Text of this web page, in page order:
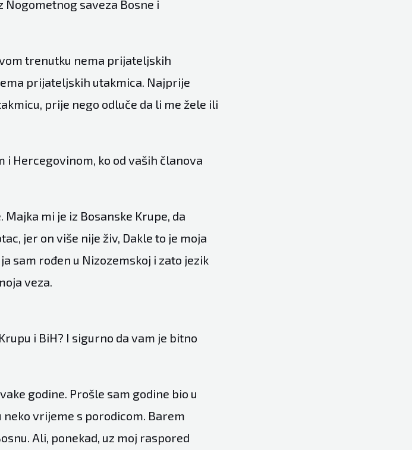
Nogometnog saveza Bosne i
trenutku nema prijateljskih
prijateljskih utakmica. Najprije
prije nego odluče da li me žele ili
i Hercegovinom, ko od vaših članova
mi je iz Bosanske Krupe, da
jer on više nije živ, Dakle to je moja
sam rođen u Nizozemskoj i zato jezik
veza.
i BiH? I sigurno da vam je bitno
godine. Prošle sam godine bio u
vrijeme s porodicom. Barem
Ali, ponekad, uz moj raspored